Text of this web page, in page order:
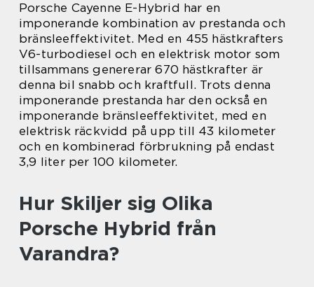
Porsche Cayenne E-Hybrid har en
imponerande kombination av prestanda och
bränsleeffektivitet. Med en 455 hästkrafters
V6-turbodiesel och en elektrisk motor som
tillsammans genererar 670 hästkrafter är
denna bil snabb och kraftfull. Trots denna
imponerande prestanda har den också en
imponerande bränsleeffektivitet, med en
elektrisk räckvidd på upp till 43 kilometer
och en kombinerad förbrukning på endast
3,9 liter per 100 kilometer.
Hur Skiljer sig Olika
Porsche Hybrid från
Varandra?